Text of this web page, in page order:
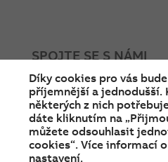
SPOJTE SE S NÁMI
facebookinstagram
Díky cookies pro vás
příjemnější a jednodušší.
některých z nich
dáte kliknutím na
můžete odsouhlasit
cookies“. Více informací
nastavení.